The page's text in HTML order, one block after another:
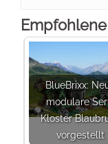
BlueBrixx:
modulare
Kloster
vorgestellt